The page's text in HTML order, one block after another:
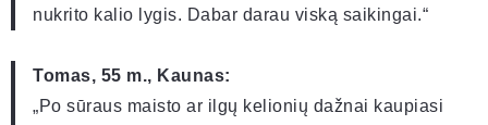
nukrito kalio lygis. Dabar darau viską saikingai.“
Tomas, 55 m., Kaunas:
„Po sūraus maisto ar ilgų kelionių dažnai kaupiasi